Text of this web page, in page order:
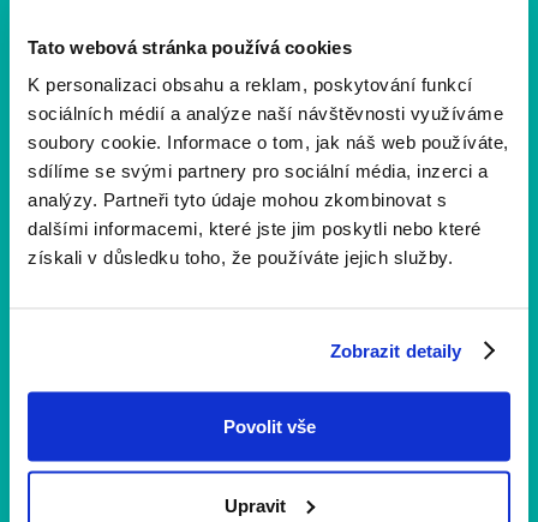
Tato webová stránka používá cookies
K personalizaci obsahu a reklam, poskytování funkcí
sociálních médií a analýze naší návštěvnosti využíváme
soubory cookie. Informace o tom, jak náš web používáte,
sdílíme se svými partnery pro sociální média, inzerci a
analýzy. Partneři tyto údaje mohou zkombinovat s
dalšími informacemi, které jste jim poskytli nebo které
získali v důsledku toho, že používáte jejich služby.
Zobrazit detaily
Povolit vše
Upravit
Co vás čeká na 11. ročníku? Projděte si
program
Už se nemůžeme dočkat, až se potkáme na 11. ročníku